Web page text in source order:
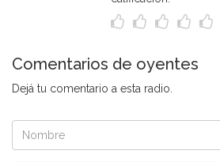
Comentarios de oyentes
Dejá tu comentario a esta radio.